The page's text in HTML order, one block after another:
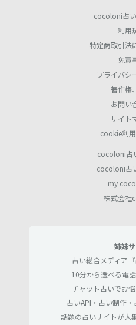
cocoloni占
利用
特定商取引法
免責
プライバシ
著作権
お問い
サイト
cookie利
cocoloni占
cocoloni占
my
株式会社
姉妹
占い総合メディア『
10分から選べる電
チャット占いでお
占いAPI・占い制作
話題の占いサイトが大